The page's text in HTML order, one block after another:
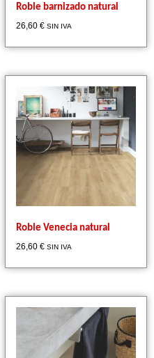
Roble barnizado natural
26,60 € SIN IVA
Roble Venecia natural
26,60 € SIN IVA